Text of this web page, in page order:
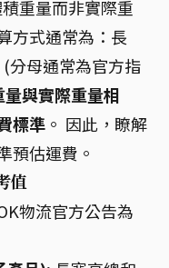
重量而非實際重
方式通常為：長
分母通常為官方指
量與實際重量相
標準 。 因此，瞭解
預估運費。
值
物流官方公告為